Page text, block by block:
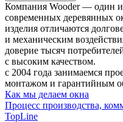
Компания Wooder — один
современных деревянных
изделия отличаются
и механическим
доверие тысяч
с высоким качеством.
с 2004 года занимаемся
монтажом и гарантийным
Как мы делаем окна
Процесс производства,
TopLine